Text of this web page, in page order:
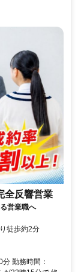
全反響営業
営業職へ
徒歩約2分
勤務時間：